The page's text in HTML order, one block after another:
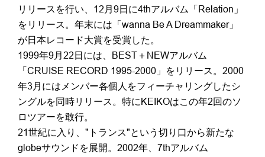
リリースを行い、12月9日に4thアルバム「Relation」
をリリース。年末には「wanna Be A Dreammaker」
が日本レコード大賞を受賞した。
1999年9月22日には、BEST＋NEWアルバム
「CRUISE RECORD 1995-2000」をリリース。2000
年3月にはメンバー各個人をフィーチャリングしたシ
ングルを同時リリース。特にKEIKOはこの年2回のソ
ロツアーを敢行。
21世紀に入り、"トランス"という切り口から新たな
globeサウンドを展開。2002年、7thアルバム